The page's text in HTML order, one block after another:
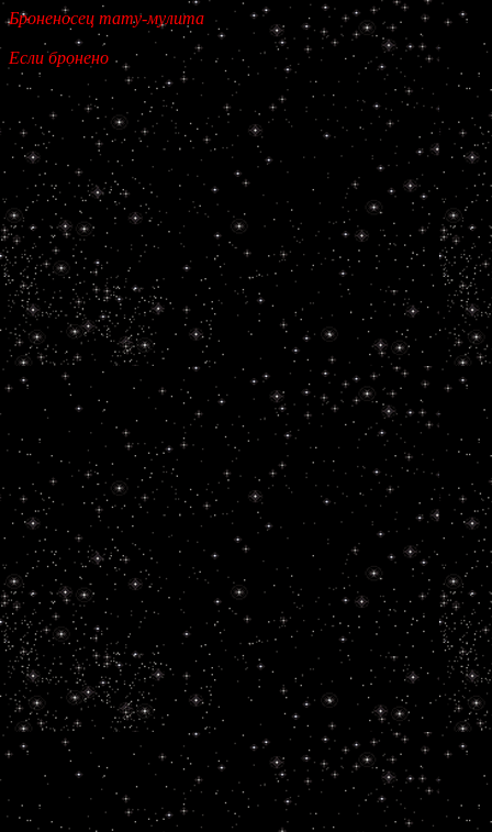
Броненосец тату-мулита
Если броненосец